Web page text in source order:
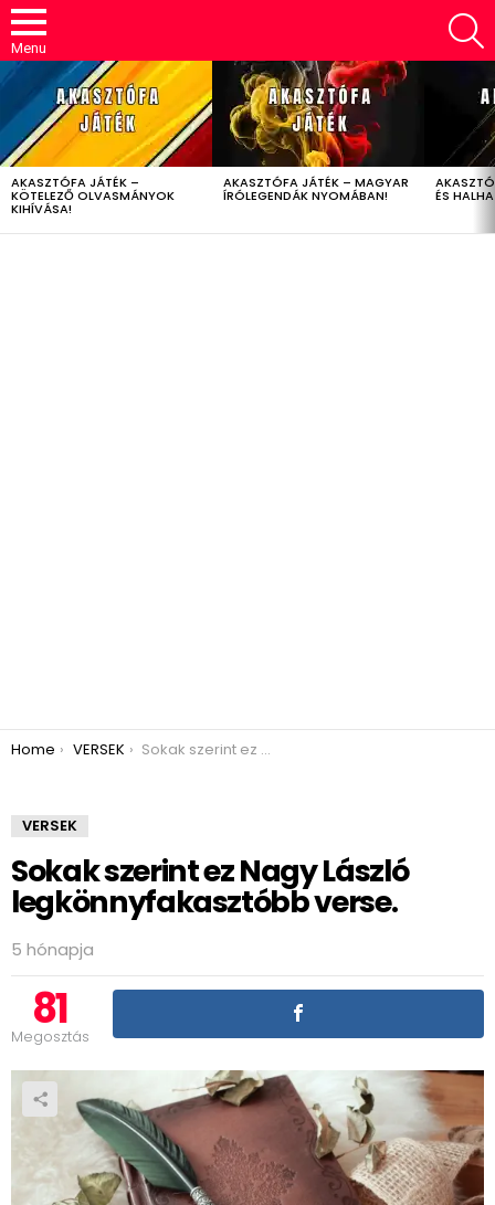
Menu
LATEST
STORIES
AKASZTÓFA JÁTÉK –
KÖTELEZŐ OLVASMÁNYOK
KIHÍVÁSA!
AKASZTÓFA JÁTÉK – MAGYAR
ÍRÓLEGENDÁK NYOMÁBAN! ÉS
You are here:
Home VERSEK Sokak szerint ez Nagy László legkönnyfakasztóbb verse.
VERSEK
Sokak szerint ez Nagy László
legkönnyfakasztóbb verse.
5 hónapja
81
Megosztás